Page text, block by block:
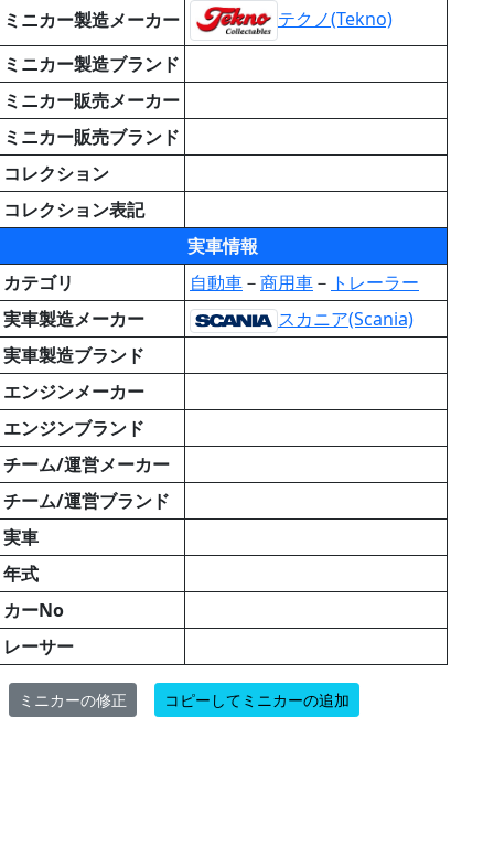
ミニカー製造メーカー
テクノ(Tekno)
ミニカー製造ブランド
ミニカー販売メーカー
ミニカー販売ブランド
コレクション
コレクション表記
実車情報
カテゴリ
自動車－商用車－ トレーラー
実車製造メーカー
スカニア(Scania)
実車製造ブランド
エンジンメーカー
エンジンブランド
チーム/運営メーカー
チーム/運営ブランド
実車
年式
カーNo
レーサー
ミニカーの修正 コピーしてミニカーの追加